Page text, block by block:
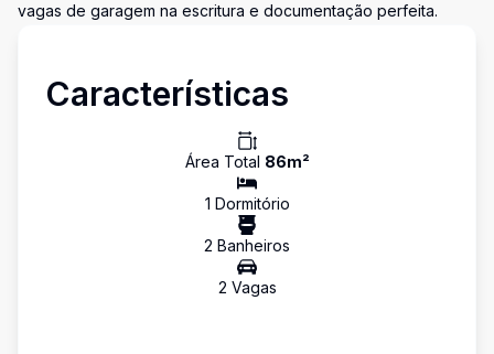
vagas de garagem na escritura e documentação perfeita.
Características
Área Total 86m²
1 Dormitório
2 Banheiros
2 Vagas